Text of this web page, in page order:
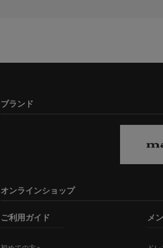
ブランド
オンラインショップ
ご利用ガイド メ